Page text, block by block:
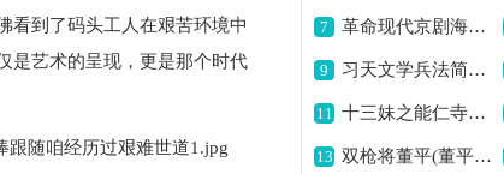
看到了码头工人在艰苦环境中
是艺术的呈现，更是那个时代
7 革命现代京剧海港主要唱段：共产党毛主席恩比天高(第六场 马洪亮唱段)简谱京剧,颂党恩情意深长
9 习天文学兵法简谱京剧,展现智慧谋略
11 十三妹之能仁寺第五场(王瑶卿演出本)简谱京剧,展现侠义风采
13 双枪将董平(董平唱段)简谱京剧,尽显英雄豪情